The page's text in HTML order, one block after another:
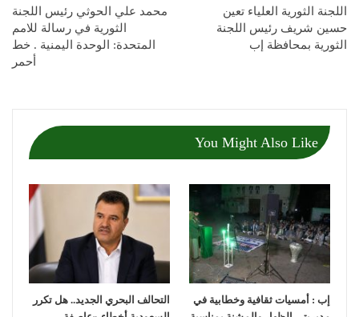
اللجنة الثورية العلياء تعين
حسين شريف رئيس اللجنة
الثورية بمحافظة إب
محمد علي الحوثي رئيس اللجنة
الثورية في رسالة للامم
المتحدة: الوحدة اليمنية . خط
أحمر
You Might Also Like
إب : أمسيات ثقافية وخطابية في
التحالف البحري الجديد.. هل تكرر